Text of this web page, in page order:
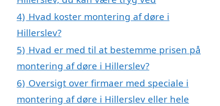
4) Hvad koster montering af døre i
Hillerslev?
5) Hvad er med til at bestemme prisen på
montering af døre i Hillerslev?
6) Oversigt over firmaer med speciale i
montering af døre i Hillerslev eller hele